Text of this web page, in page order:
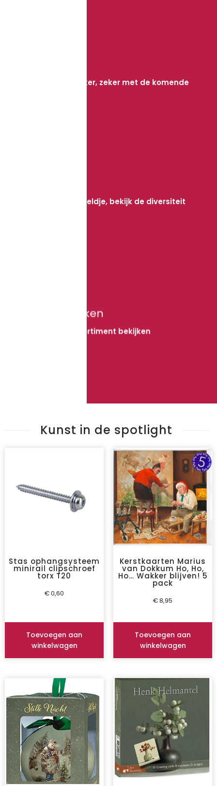
Licht in het donker, zeker met de komende
Van vaas tot beeldje, bekijk de diversiteit
Unieke werken
Het gehele assortiment bekijken
Kunst in de spotlight
Stas ophangsysteem
minirail clipschroef
torx T20
€0,60
Toevoegen aan
winkelwagen
Kerstkaarten Marius
van Dokkum Ho, Ho,
Ho… Wakker blijven! 5
pack
€8,95
Toevoegen aan
winkelwagen